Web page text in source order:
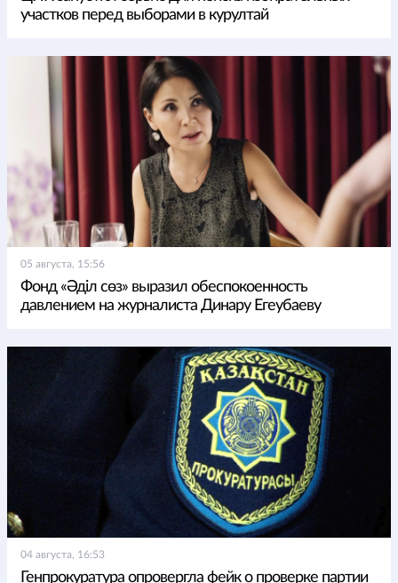
участков перед выборами в курултай
05 августа, 15:56
Фонд «Әділ сөз» выразил обеспокоенность
давлением на журналиста Динару Егеубаеву
04 августа, 16:53
Генпрокуратура опровергла фейк о проверке партии